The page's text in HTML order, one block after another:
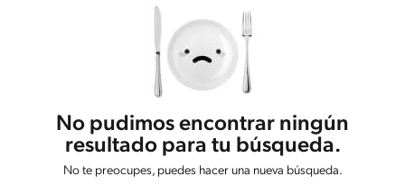
No pudimos encontrar ningún
resultado para tu búsqueda.
No te preocupes, puedes hacer una nueva búsqueda.